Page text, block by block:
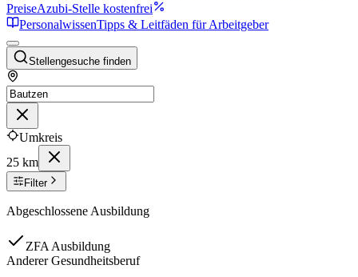
PreiseAzubi-Stelle kostenfrei
PersonalwissenTipps & Leitfäden für Arbeitgeber
Stellengesuche finden
Umkreis
25 km
Filter
Abgeschlossene Ausbildung
ZFA Ausbildung
Anderer Gesundheitsberuf